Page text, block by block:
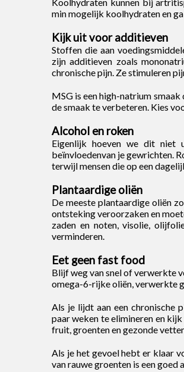
min mogelijk koolhydraten en
Kijk uit voor additieven
Stoffen die aan
zijn additieven zoals
chronische pijn. Ze stimuleren
MSG is een high-natrium
de smaak te verbeteren. Kies
Alcohol en roken
Eigenlijk hoeven we dit niet
beïnvloedenvan je gewrichten.
terwijl mensen die op een
Plantaardige oliën
De meeste plantaardige oliën
ontsteking veroorzaken en
zaden en noten, visolie,
verminderen.
Eet geen fast food
Blijf weg van snel of verwerkte
omega-6-rijke oliën, verwerkte
Als je lijdt aan een chronische
paar weken te elimineren en
fruit, groenten en gezonde
Als je het gevoel hebt er klaar
van rauwe groenten is een